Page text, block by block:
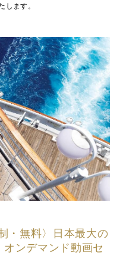
します。
・無料〉日本最大の
ンデマンド動画セ